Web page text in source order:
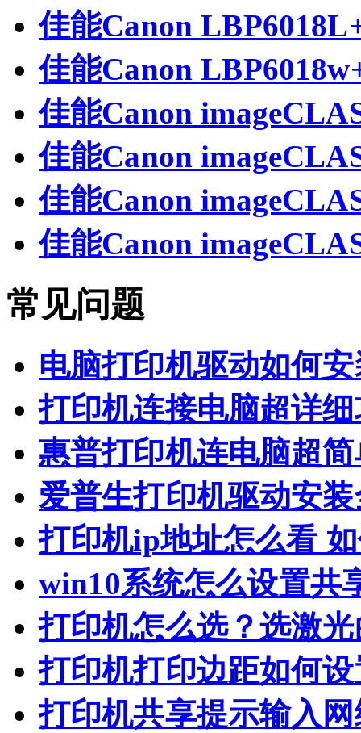
佳能Canon
佳能Canon
佳能Canon
佳能Canon
佳能Canon
佳能Canon
常见问题
电脑打印机驱动如何
打印机连接电脑超详
惠普打印机连电脑超
爱普生打印机驱动安
打印机ip地址怎么看
win10系统怎么设置共
打印机怎么选？选激
打印机打印边距如何
打印机共享提示输入